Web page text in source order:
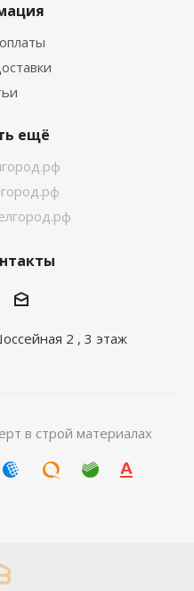
ещё
2 , 3 этаж
в строй материалах